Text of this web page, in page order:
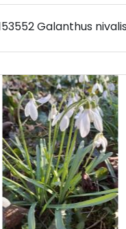
Galanthus nivalis